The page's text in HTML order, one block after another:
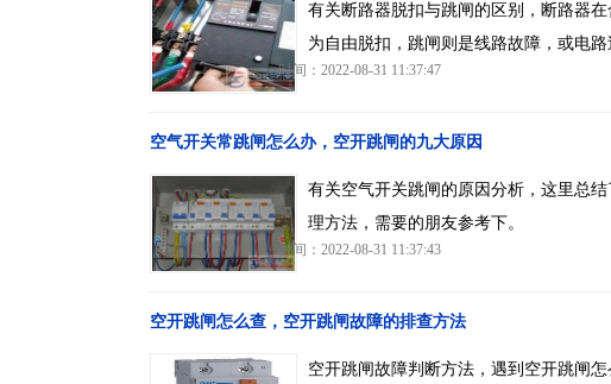
有关断路器脱扣与跳闸的区别，断路器
为自由脱扣，跳闸则是线路故障，或电
时间：2022-08-31 11:37:47
空气开关常跳闸怎么办，空开跳闸的九大原因
有关空气开关跳闸的原因分析，这里总
理方法，需要的朋友参考下。
时间：2022-08-31 11:37:43
空开跳闸怎么查，空开跳闸故障的排查方法
空开跳闸故障判断方法，遇到空开跳闸